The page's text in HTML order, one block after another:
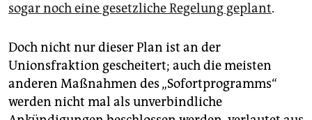
sogar noch eine gesetzliche Regelung geplant.
Doch nicht nur dieser Plan ist an der
Unionsfraktion gescheitert; auch die meisten
anderen Maßnahmen des „Sofortprogramms“
werden nicht mal als unverbindliche